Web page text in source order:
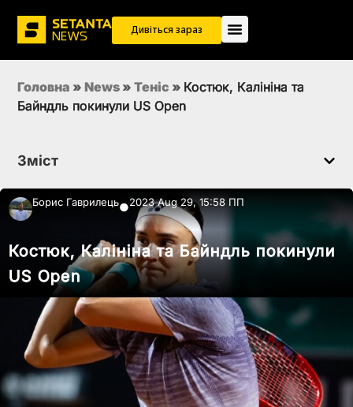
Дивіться зараз
Головна » News » Теніс » Костюк, Калініна та
Байндль покинули US Open
Зміст
Борис Гаврилець●2023 Aug 29, 15:58 ПП
Костюк, Калініна та Байндль покинули
US Open